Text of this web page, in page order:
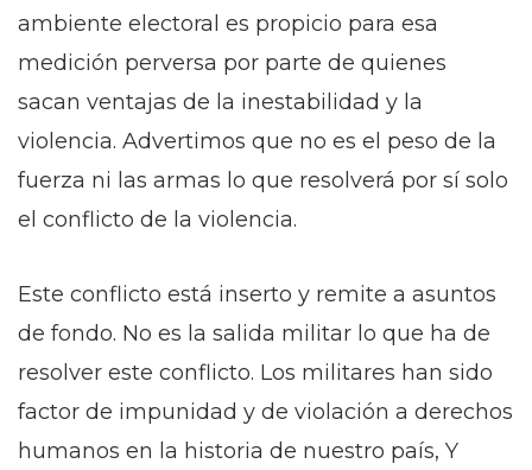
ambiente electoral es propicio para esa
medición perversa por parte de quienes
sacan ventajas de la inestabilidad y la
violencia. Advertimos que no es el peso de la
fuerza ni las armas lo que resolverá por sí solo
el conflicto de la violencia.
Este conflicto está inserto y remite a asuntos
de fondo. No es la salida militar lo que ha de
resolver este conflicto. Los militares han sido
factor de impunidad y de violación a derechos
humanos en la historia de nuestro país, Y